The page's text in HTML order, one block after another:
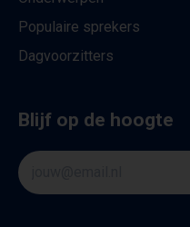
Populaire sprekers
Dagvoorzitters
Blijf op de hoogte